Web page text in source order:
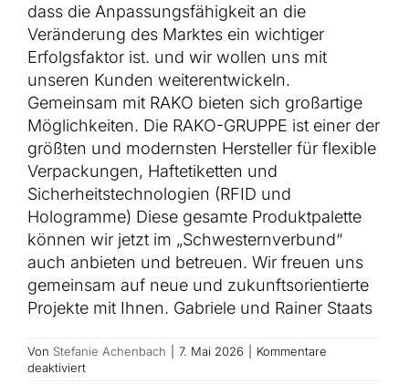
dass die Anpassungsfähigkeit an die
Veränderung des Marktes ein wichtiger
Erfolgsfaktor ist. und wir wollen uns mit
unseren Kunden weiterentwickeln.
Gemeinsam mit RAKO bieten sich großartige
Möglichkeiten. Die RAKO-GRUPPE ist einer der
größten und modernsten Hersteller für flexible
Verpackungen, Haftetiketten und
Sicherheitstechnologien (RFID und
Hologramme) Diese gesamte Produktpalette
können wir jetzt im „Schwesternverbund“
auch anbieten und betreuen. Wir freuen uns
gemeinsam auf neue und zukunftsorientierte
Projekte mit Ihnen. Gabriele und Rainer Staats
Von Stefanie Achenbach 7. Mai 2026
Kommentare
deaktiviertfür